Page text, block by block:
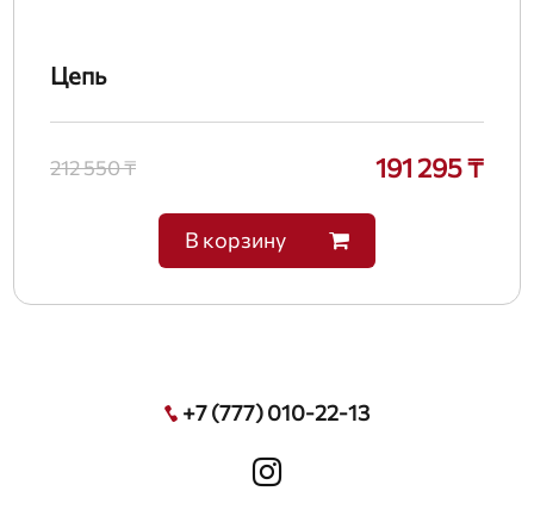
Цепь
212 550 ₸ 191 295 ₸
В корзину
+7 (777) 010-22-13